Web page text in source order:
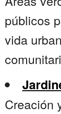
públicos
vida
Creación